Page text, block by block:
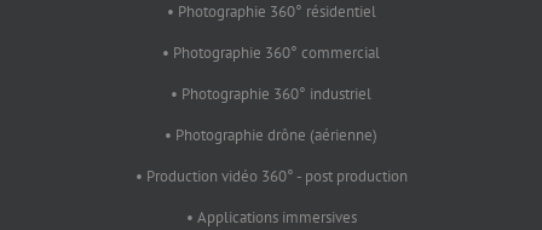
• Photographie 360° résidentiel
• Photographie 360° commercial
• Photographie 360° industriel
• Photographie drône (aérienne)
• Production vidéo 360° - post production
• Applications immersives